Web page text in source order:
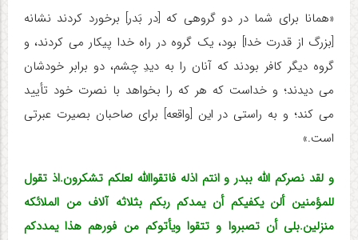
«همانا برای شما در دو گروهی که [در بَدر] برخورد کردند نشانه
[بزرگ از قدرت خدا] بود، یک گروه در راه خدا پیکار می کردند، و
گروه دیگر کافر بودند که آنان را به دیدِ چشم، دو برابر خودشان
می دیدند؛ و خداست که هر که را بخواهد با نصرت خود تأیید
می کند؛ و به راستی در این [واقعه] برای صاحبان بصیرت عبرتی
است.»
و لقد نصرکم اللّه ببدر و انتم اذله فاتقوااللّه لعلکم تشکرون.اذ تقول
للمؤمنین ألن یکفیکم أن یمدکم ربکم بثلاثه آلاف من الملائکه
منزلین.بلی أن تصبروا و تتقوا ویأتوکم من فورهم هذا یمددکم